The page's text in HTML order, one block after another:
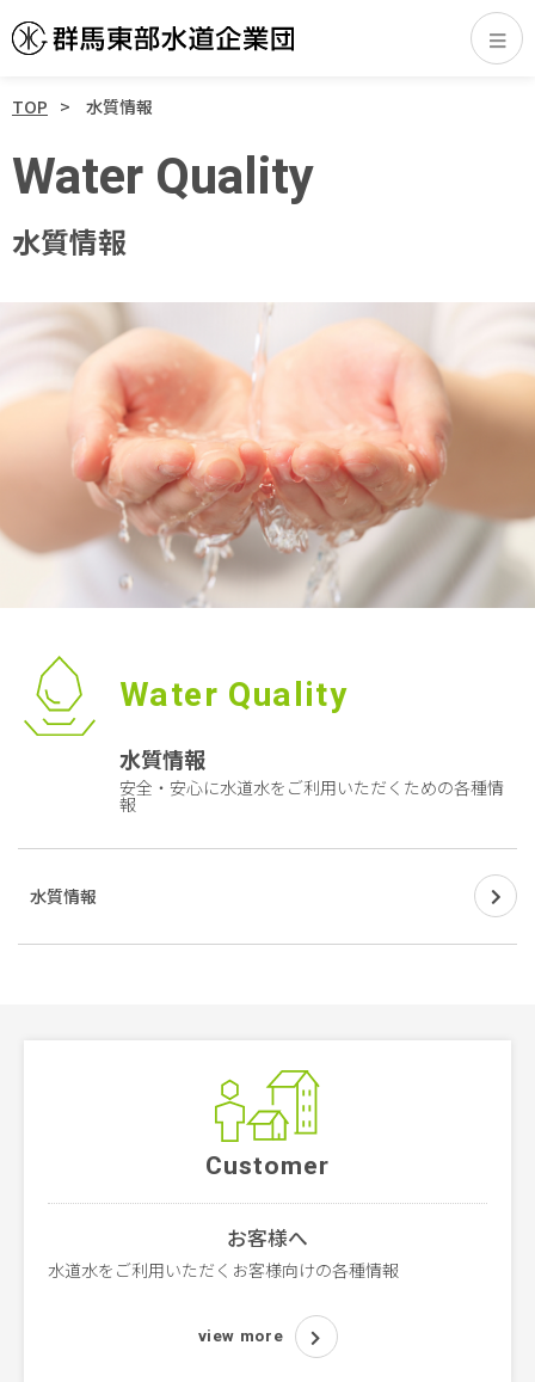
TOP 水質情報
Water Quality
水質情報
Water Quality
水質情報
安全・安心に水道水をご利用いただくための各種情
報
水質情報
Customer
お客様へ
水道水をご利用いただくお客様向けの各種情報
view more